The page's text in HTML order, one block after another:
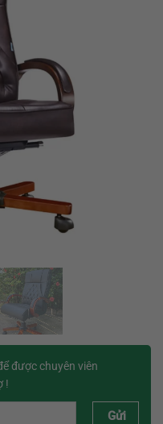
được chuyên viên
!
Gửi